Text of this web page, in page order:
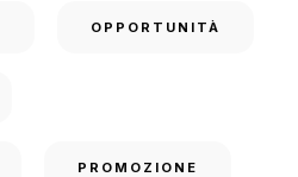
OPPORTUNITÀ
PROMOZIONE